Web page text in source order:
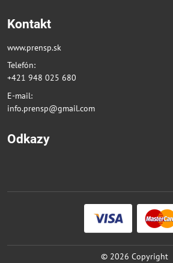
Kontakt
www.prensp.sk
Telefón:
+421 948 025 680
E-mail:
info.prensp@gmail.com
Odkazy
© 2026 Copyright